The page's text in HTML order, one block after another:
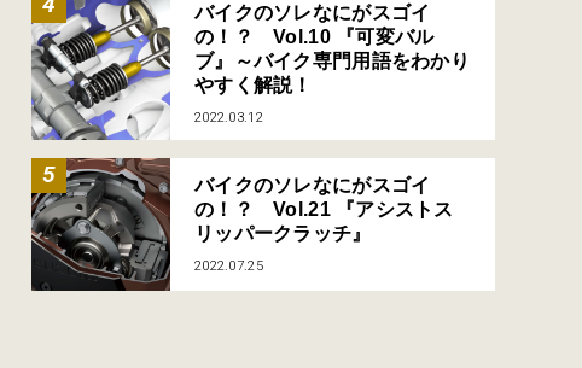
バイクのソレなにがスゴイ
の！？ Vol.10 『可変バル
ブ』～バイク専門用語をわかり
やすく解説！
2022.03.12
バイクのソレなにがスゴイ
の！？ Vol.21 『アシストス
リッパークラッチ』
2022.07.25